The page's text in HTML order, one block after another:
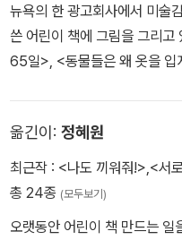
뉴욕의 한 광고회사에서 미술
쓴 어린이 책에 그림을 그리
65일>, <동물들은 왜 옷을 입
옮긴이: 정혜원
최근작 : <나도 끼워줘!>,<서
총 24종 (모두보기)
오랫동안 어린이 책 만드는